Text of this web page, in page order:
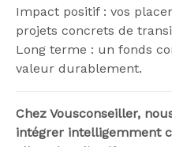
Impact positif : vos
projets concrets de
Long terme : un fonds
valeur durablement.
Chez Vousconseiller,
intégrer intelligemment